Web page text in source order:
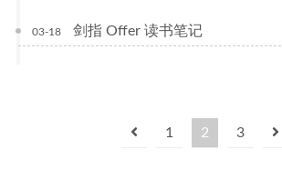
03-18 剑指 Offer 读书笔记
1 2 3